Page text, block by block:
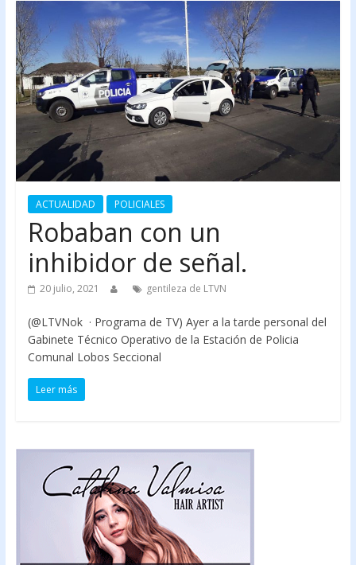
ACTUALIDAD POLICIALES
Robaban con un
inhibidor de señal.
20 julio, 2021 gentileza de LTVN
(@LTVNok · Programa de TV) Ayer a la tarde personal del
Gabinete Técnico Operativo de la Estación de Policia
Comunal Lobos Seccional
Leer más